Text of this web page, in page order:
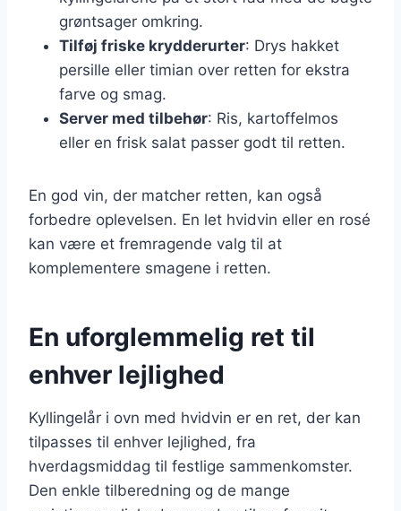
grøntsager omkring.
Tilføj friske krydderurter: Drys hakket
persille eller timian over retten for ekstra
farve og smag.
Server med tilbehør: Ris, kartoffelmos
eller en frisk salat passer godt til retten.
En god vin, der matcher retten, kan også
forbedre oplevelsen. En let hvidvin eller en rosé
kan være et fremragende valg til at
komplementere smagene i retten.
En uforglemmelig ret til
enhver lejlighed
Kyllingelår i ovn med hvidvin er en ret, der kan
tilpasses til enhver lejlighed, fra
hverdagsmiddag til festlige sammenkomster.
Den enkle tilberedning og de mange